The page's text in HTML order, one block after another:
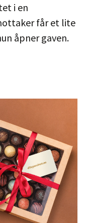
i en
får et lite
åpner gaven.